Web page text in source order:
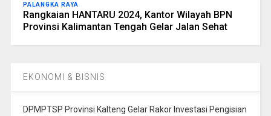
PALANGKA RAYA
Rangkaian HANTARU 2024, Kantor Wilayah BPN
Provinsi Kalimantan Tengah Gelar Jalan Sehat
EKONOMI & BISNIS
DPMPTSP Provinsi Kalteng Gelar Rakor Investasi Pengisian